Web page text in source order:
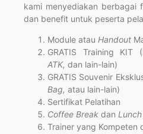
kami menyediakan berbagai
dan benefit untuk peserta
Module atau Handout
GRATIS Training KIT
ATK, dan lain-lain)
GRATIS Souvenir
Bag, atau lain-lain)
Sertifikat Pelatihan
Coffee Break dan Lunch
Trainer yang Kompeten